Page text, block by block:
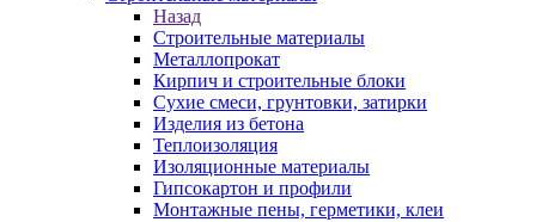
Назад
Строительные материалы
Металлопрокат
Кирпич и строительные блоки
Сухие смеси, грунтовки, затирки
Изделия из бетона
Теплоизоляция
Изоляционные материалы
Гипсокартон и профили
Монтажные пены, герметики, клеи